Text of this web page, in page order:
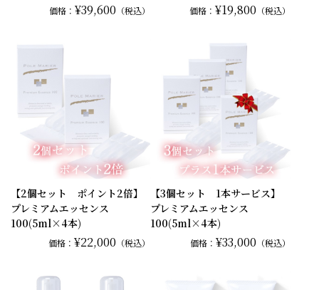
価格：¥39,600 （税込） 価格： ¥19,800 （税込）
【2個セット ポイント2倍】
プレミアムエッセンス
100(5ml×4本)
価格：¥22,000 （税込）
【3個セット 1本サービス】
プレミアムエッセンス
100(5ml×4本)
価格： ¥33,000 （税込）